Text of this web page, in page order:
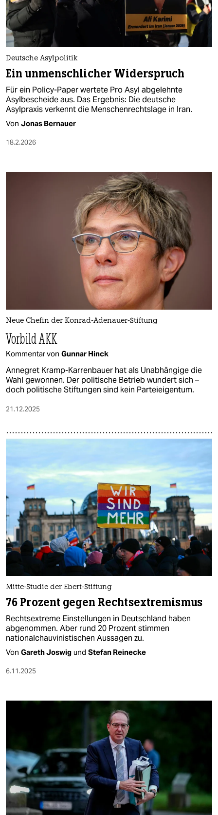
nord
wahrheit
verlag
verlag
veranstaltungen
shop
fragen & hilfe
Deutsche Asylpolitik
Ein unmenschlicher Widerspruch
Für ein Policy-Paper wertete Pro Asyl abgelehnte
Asylbescheide aus. Das Ergebnis: Die deutsche
Asylpraxis verkennt die Menschenrechtslage in Iran.
Von Jonas Bernauer
18.2.2026
Neue Chefin der Konrad-Adenauer-Stiftung
Vorbild AKK
Kommentar von Gunnar Hinck
Annegret Kramp-Karrenbauer hat als Unabhängige die
Wahl gewonnen. Der politische Betrieb wundert sich –
doch politische Stiftungen sind kein Parteieigentum.
21.12.2025
Mitte-Studie der Ebert-Stiftung
76 Prozent gegen Rechtsextremismus
Rechtsextreme Einstellungen in Deutschland haben
abgenommen. Aber rund 20 Prozent stimmen
nationalchauvinistischen Aussagen zu.
Von Gareth Joswig und Stefan Reinecke
6.11.2025